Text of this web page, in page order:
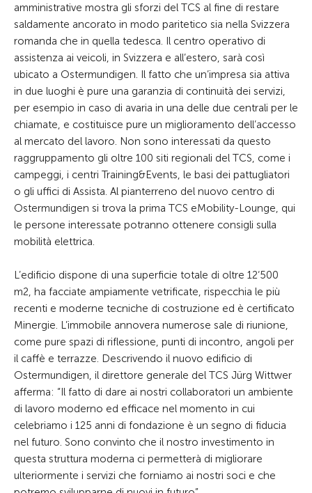
amministrative mostra gli sforzi del TCS al fine di restare
saldamente ancorato in modo paritetico sia nella Svizzera
romanda che in quella tedesca. Il centro operativo di
assistenza ai veicoli, in Svizzera e all’estero, sarà così
ubicato a Ostermundigen. Il fatto che un’impresa sia attiva
in due luoghi è pure una garanzia di continuità dei servizi,
per esempio in caso di avaria in una delle due centrali per le
chiamate, e costituisce pure un miglioramento dell’accesso
al mercato del lavoro. Non sono interessati da questo
raggruppamento gli oltre 100 siti regionali del TCS, come i
campeggi, i centri Training&Events, le basi dei pattugliatori
o gli uffici di Assista. Al pianterreno del nuovo centro di
Ostermundigen si trova la prima TCS eMobility-Lounge, qui
le persone interessate potranno ottenere consigli sulla
mobilità elettrica.
L’edificio dispone di una superficie totale di oltre 12‘500
m2, ha facciate ampiamente vetrificate, rispecchia le più
recenti e moderne tecniche di costruzione ed è certificato
Minergie. L’immobile annovera numerose sale di riunione,
come pure spazi di riflessione, punti di incontro, angoli per
il caffè e terrazze. Descrivendo il nuovo edificio di
Ostermundigen, il direttore generale del TCS Jürg Wittwer
afferma: “Il fatto di dare ai nostri collaboratori un ambiente
di lavoro moderno ed efficace nel momento in cui
celebriamo i 125 anni di fondazione è un segno di fiducia
nel futuro. Sono convinto che il nostro investimento in
questa struttura moderna ci permetterà di migliorare
ulteriormente i servizi che forniamo ai nostri soci e che